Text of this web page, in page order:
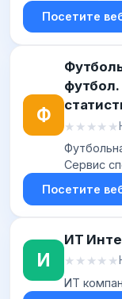
Посетите
Ф
★★★★★
★★★★★
Сервис
Посетите
И
ИТ
★★★★★
★★★★★
ИТ